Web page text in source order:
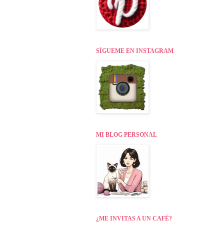
SÍGUEME EN INSTAGRAM
MI BLOG PERSONAL
¿ME INVITAS A UN CAFÉ?